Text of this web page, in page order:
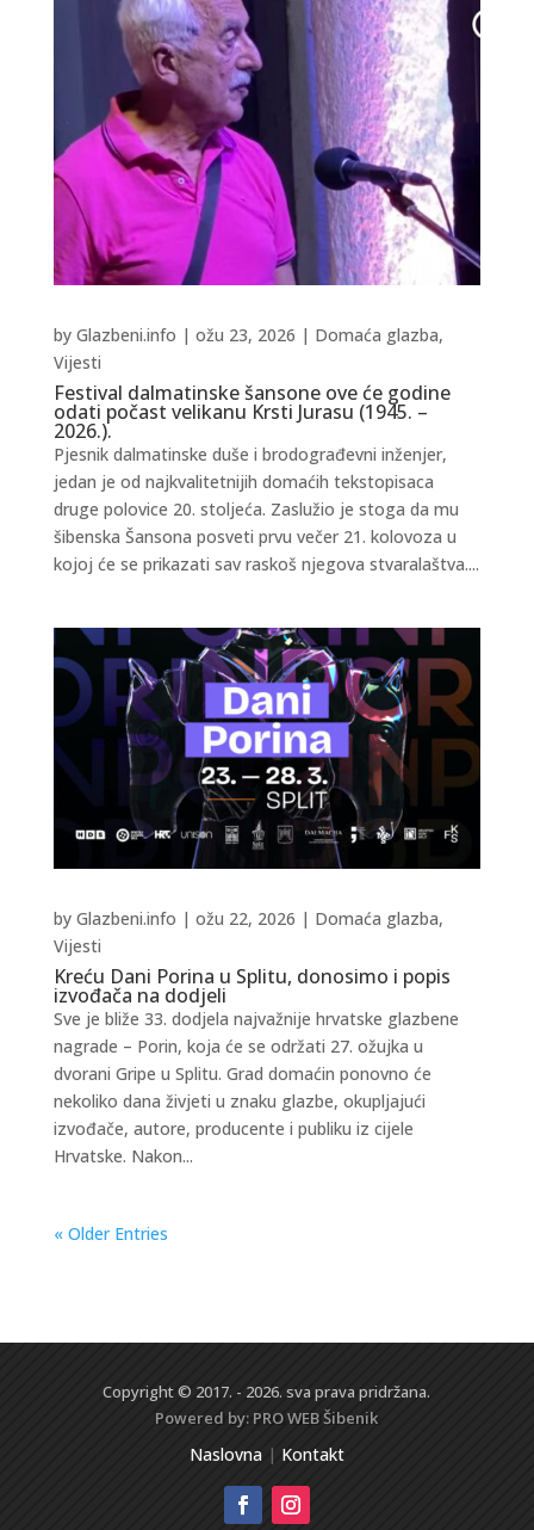
Festival dalmatinske šansone ove će godine
odati počast velikanu Krsti Jurasu (1945. –
2026.).
by Glazbeni.info | ožu 23, 2026 | Domaća glazba,
Vijesti
Pjesnik dalmatinske duše i brodograđevni inženjer,
jedan je od najkvalitetnijih domaćih tekstopisaca
druge polovice 20. stoljeća. Zaslužio je stoga da mu
šibenska Šansona posveti prvu večer 21. kolovoza u
kojoj će se prikazati sav raskoš njegova stvaralaštva....
Kreću Dani Porina u Splitu, donosimo i popis
izvođača na dodjeli
by Glazbeni.info | ožu 22, 2026 | Domaća glazba,
Vijesti
Sve je bliže 33. dodjela najvažnije hrvatske glazbene
nagrade – Porin, koja će se održati 27. ožujka u
dvorani Gripe u Splitu. Grad domaćin ponovno će
nekoliko dana živjeti u znaku glazbe, okupljajući
izvođače, autore, producente i publiku iz cijele
Hrvatske. Nakon...
« Older Entries
Copyright © 2017. - 2026. sva prava pridržana.
Powered by: PRO WEBŠibenik
Naslovna| Kontakt